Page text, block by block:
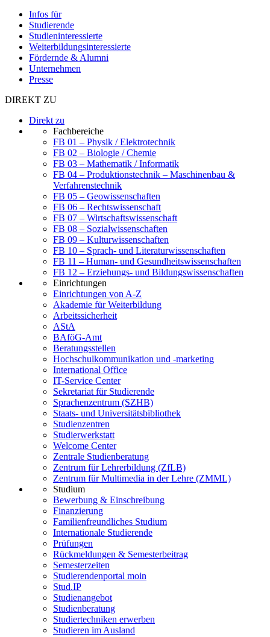
Infos für
Studierende
Studieninteressierte
Weiterbildungsinteressierte
Fördernde & Alumni
Unternehmen
Presse
DIREKT ZU
Direkt zu
Fachbereiche
FB 01 – Physik / Elektrotechnik
FB 02 – Biologie / Chemie
FB 03 – Mathematik / Informatik
FB 04 – Produktionstechnik – Maschinenbau &
Verfahrenstechnik
FB 05 – Geowissenschaften
FB 06 – Rechtswissenschaft
FB 07 – Wirtschaftswissenschaft
FB 08 – Sozialwissenschaften
FB 09 – Kulturwissenschaften
FB 10 – Sprach- und Literaturwissenschaften
FB 11 – Human- und Gesundheitswissenschaften
FB 12 – Erziehungs- und Bildungswissenschaften
Einrichtungen
Einrichtungen von A-Z
Akademie für Weiterbildung
Arbeitssicherheit
AStA
BAföG-Amt
Beratungsstellen
Hochschulkommunikation und -marketing
International Office
IT-Service Center
Sekretariat für Studierende
Sprachenzentrum (SZHB)
Staats- und Universitätsbibliothek
Studienzentren
Studierwerkstatt
Welcome Center
Zentrale Studienberatung
Zentrum für Lehrerbildung (ZfLB)
Zentrum für Multimedia in der Lehre (ZMML)
Studium
Bewerbung & Einschreibung
Finanzierung
Familienfreundliches Studium
Internationale Studierende
Prüfungen
Rückmeldungen & Semesterbeitrag
Semesterzeiten
Studierendenportal moin
Stud.IP
Studienangebot
Studienberatung
Studiertechniken erwerben
Studieren im Ausland